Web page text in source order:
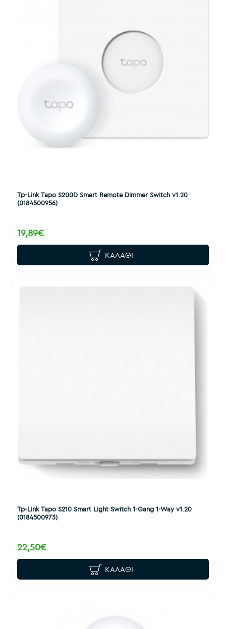
Tp-Link Tapo S200D Smart Remote Dimmer Switch v1.20
(0184500956)
19,89€
ΚΑΛΆΘΙ
Tp-Link Tapo S210 Smart Light Switch 1-Gang 1-Way v1.20
(0184500973)
22,50€
ΚΑΛΆΘΙ